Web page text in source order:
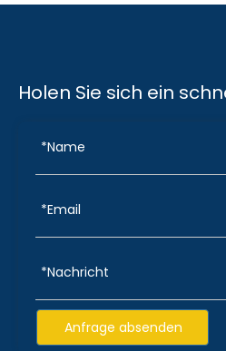
Holen Sie sich ein
Anfrage absenden